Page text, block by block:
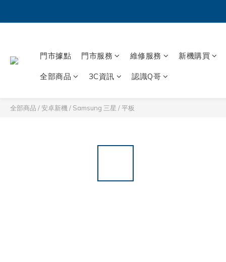
門市據點 門市服務 維修服務 新機購買
全部商品 3C資訊 認識Q哥
全部商品 /安卓新機 / Samsung 三星 /平板